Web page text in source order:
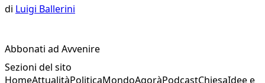
di Luigi Ballerini
Abbonati ad Avvenire
Sezioni del sito
HomeAttualitàPoliticaMondoAgoràPodcastChiesaIdee e